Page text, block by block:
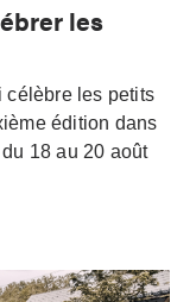
les
célèbre les petits
édition dans
18 au 20 août